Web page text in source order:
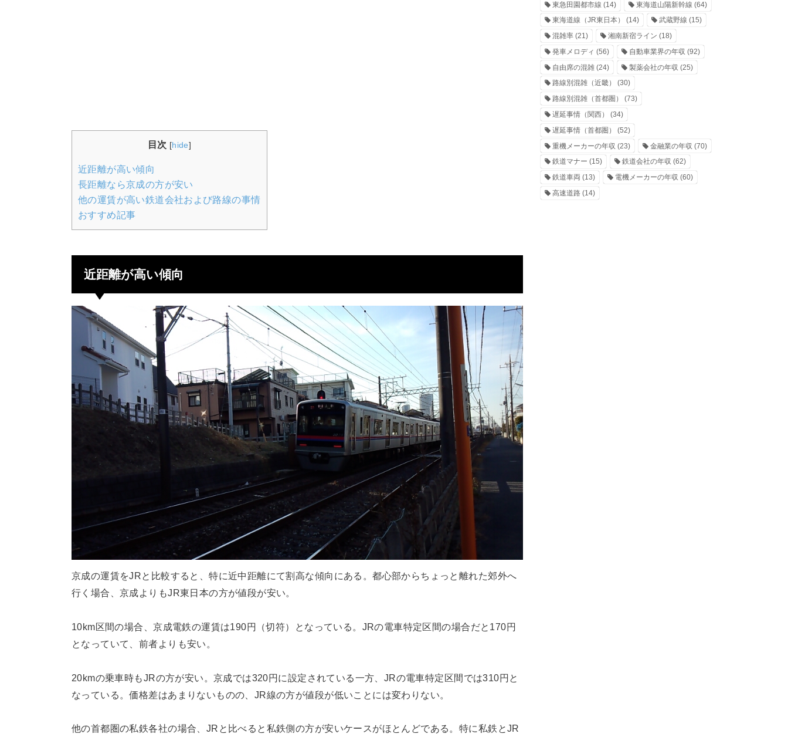
目次 [hide]
近距離が高い傾向
長距離なら京成の方が安い
他の運賃が高い鉄道会社および路線の事情
おすすめ記事
近距離が高い傾向
京成の運賃をJRと比較すると、特に近中距離にて割高な傾向にある。都心部からちょっと離れた郊外へ
行く場合、京成よりもJR東日本の方が値段が安い。
10km区間の場合、京成電鉄の運賃は190円（切符）となっている。JRの電車特定区間の場合だと170円
となっていて、前者よりも安い。
20kmの乗車時もJRの方が安い。京成では320円に設定されている一方、JRの電車特定区間では310円と
なっている。価格差はあまりないものの、JR線の方が値段が低いことには変わりない。
他の首都圏の私鉄各社の場合、JRと比べると私鉄側の方が安いケースがほとんどである。特に私鉄とJR
東急田園都市線 (14) 東海道山陽新幹線 (64)
東海道線（JR東日本）
(14) 武蔵野線 (15)
混雑率 (21) 湘南新宿ライン (18)
発車メロディ (56) 自動車業界の年収 (92)
自由席の混雑 (24) 製薬会社の年収 (25)
路線別混雑（近畿）
(30)
路線別混雑（首都圏）
(73)
遅延事情（関西）
(34)
遅延事情（首都圏）
(52)
重機メーカーの年収 (23) 金融業の年収 (70)
鉄道マナー (15) 鉄道会社の年収 (62)
鉄道車両 (13) 電機メーカーの年収 (60)
高速道路 (14)